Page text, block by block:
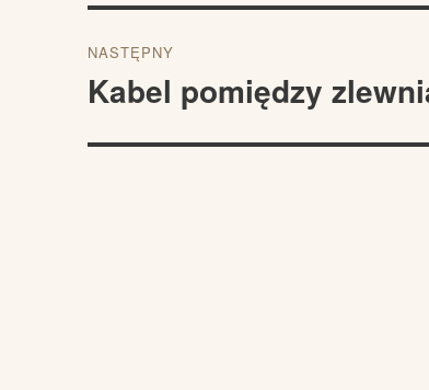
NASTĘPNY
Następny
Kabel pomiędzy